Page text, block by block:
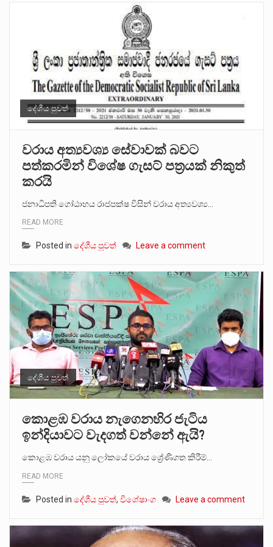
දේශීය පුවත්
වරාය අත්‍යවශ්‍ය සේවාවක් බවට
පත්කරමින් විශේෂ ගැසට් පත්‍රයක් නිකුත්
කරයි
ජනාධිපති ගෝඨාභය රාජපක්ෂ විසින් වරාය අත්‍යවශ්‍ය…
READ MORE
Posted in දේශීය පුවත් Leave a comment
දේශීය පුවත්
කොළඹ වරාය නැගෙනහිර ජැටිය
ඉන්දියාවට වැදගත් වන්නේ ඇයි?
කොළඹ වරාය යනු ලෝකයේ වරාය ශ්‍රේණිගත කිරීම්…
READ MORE
Posted in දේශීය පුවත්, විශේෂාංග Leave a comment